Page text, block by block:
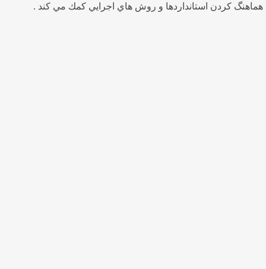
هماهنگ كردن استانداردها و روش هاي اجرايي كمك مي كند .